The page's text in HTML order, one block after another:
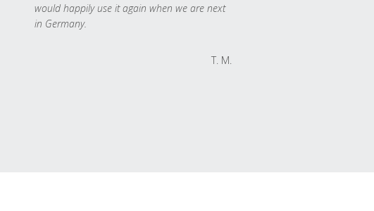
would happily use it again when we are next
in Germany.
T. M.